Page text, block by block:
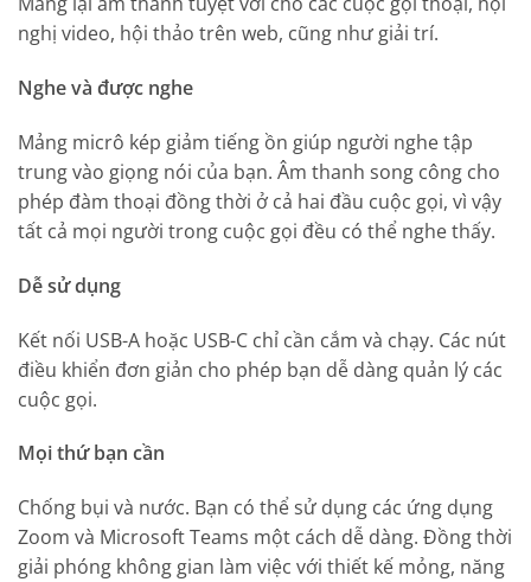
nghị video, hội thảo trên web, cũng như giải trí.
Nghe và được nghe
Mảng micrô kép giảm tiếng ồn giúp người nghe tập
trung vào giọng nói của bạn. Âm thanh song công cho
phép đàm thoại đồng thời ở cả hai đầu cuộc gọi, vì vậy
tất cả mọi người trong cuộc gọi đều có thể nghe thấy.
Dễ sử dụng
Kết nối USB-A hoặc USB-C chỉ cần cắm và chạy. Các nút
điều khiển đơn giản cho phép bạn dễ dàng quản lý các
cuộc gọi.
Mọi thứ bạn cần
Chống bụi và nước. Bạn có thể sử dụng các ứng dụng
Zoom và Microsoft Teams một cách dễ dàng. Đồng thời
giải phóng không gian làm việc với thiết kế mỏng, năng